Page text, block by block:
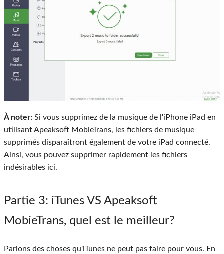
À noter: Si vous supprimez de la musique de l'iPhone iPad en
utilisant Apeaksoft MobieTrans, les fichiers de musique
supprimés disparaîtront également de votre iPad connecté.
Ainsi, vous pouvez supprimer rapidement les fichiers
indésirables ici.
Partie 3: iTunes VS Apeaksoft
MobieTrans, quel est le meilleur?
Parlons des choses qu'iTunes ne peut pas faire pour vous. En